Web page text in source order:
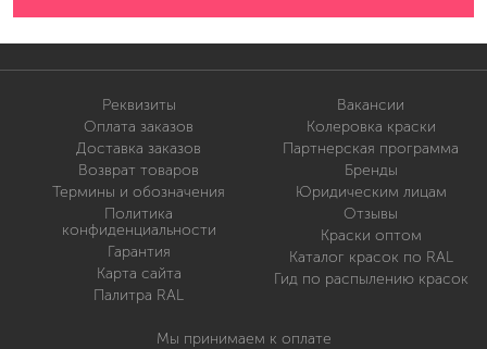
Реквизиты
Оплата заказов
Доставка заказов
Возврат товаров
Термины и обозначения
Политика
конфиденциальности
Гарантия
Карта сайта
Палитра RAL
Вакансии
Колеровка краски
Партнерская программа
Бренды
Юридическим лицам
Отзывы
Краски оптом
Каталог красок по RAL
Гид по распылению красок
Мы принимаем к оплате